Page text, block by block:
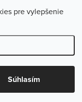
pre vylepšenie
Súhlasím
vyhradené.Upraviť